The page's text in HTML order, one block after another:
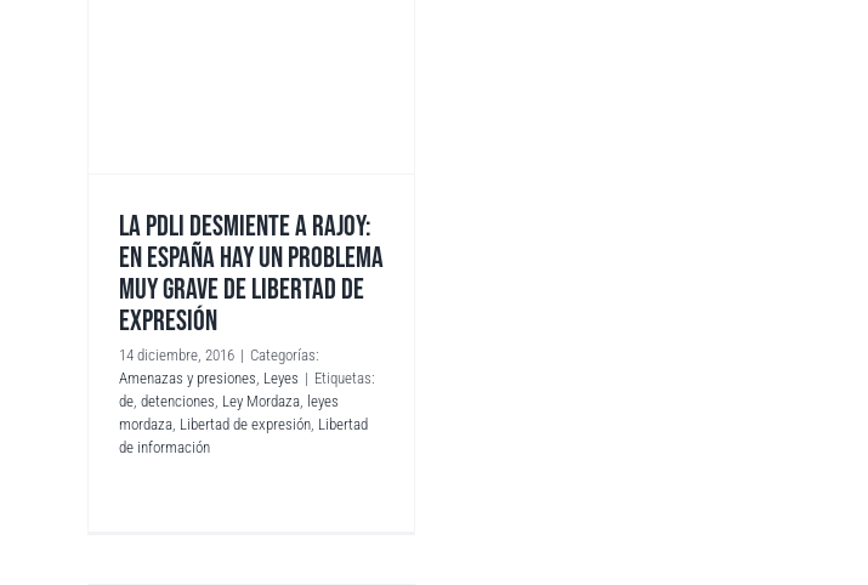
LA PDLI DESMIENTE A RAJOY:
EN ESPAÑA HAY UN PROBLEMA
MUY GRAVE DE LIBERTAD DE
EXPRESIÓN
14 diciembre, 2016 | Categorías:
Amenazas y presiones Leyes | Etiquetas:
de detenciones Ley Mordaza leyes
mordaza Libertad de expresión Libertad
de información